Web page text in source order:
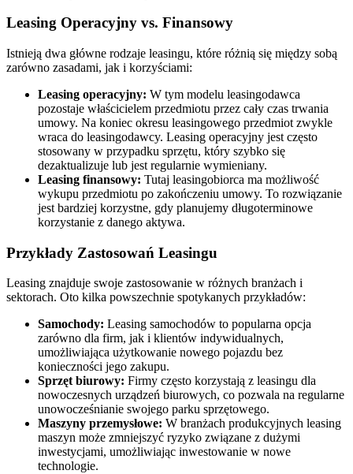
Leasing Operacyjny vs. Finansowy
Istnieją dwa główne rodzaje leasingu, które różnią się między sobą
zarówno zasadami, jak i korzyściami:
Leasing operacyjny: W tym modelu leasingodawca
pozostaje właścicielem przedmiotu przez cały czas trwania
umowy. Na koniec okresu leasingowego przedmiot zwykle
wraca do leasingodawcy. Leasing operacyjny jest często
stosowany w przypadku sprzętu, który szybko się
dezaktualizuje lub jest regularnie wymieniany.
Leasing finansowy: Tutaj leasingobiorca ma możliwość
wykupu przedmiotu po zakończeniu umowy. To rozwiązanie
jest bardziej korzystne, gdy planujemy długoterminowe
korzystanie z danego aktywa.
Przykłady Zastosowań Leasingu
Leasing znajduje swoje zastosowanie w różnych branżach i
sektorach. Oto kilka powszechnie spotykanych przykładów:
Samochody: Leasing samochodów to popularna opcja
zarówno dla firm, jak i klientów indywidualnych,
umożliwiająca użytkowanie nowego pojazdu bez
konieczności jego zakupu.
Sprzęt biurowy: Firmy często korzystają z leasingu dla
nowoczesnych urządzeń biurowych, co pozwala na regularne
unowocześnianie swojego parku sprzętowego.
Maszyny przemysłowe: W branżach produkcyjnych leasing
maszyn może zmniejszyć ryzyko związane z dużymi
inwestycjami, umożliwiając inwestowanie w nowe
technologie.